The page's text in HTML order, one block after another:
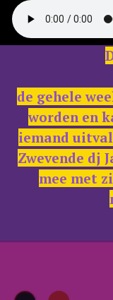
de gehele
worden en
iemand
Zwevende dj
mee met